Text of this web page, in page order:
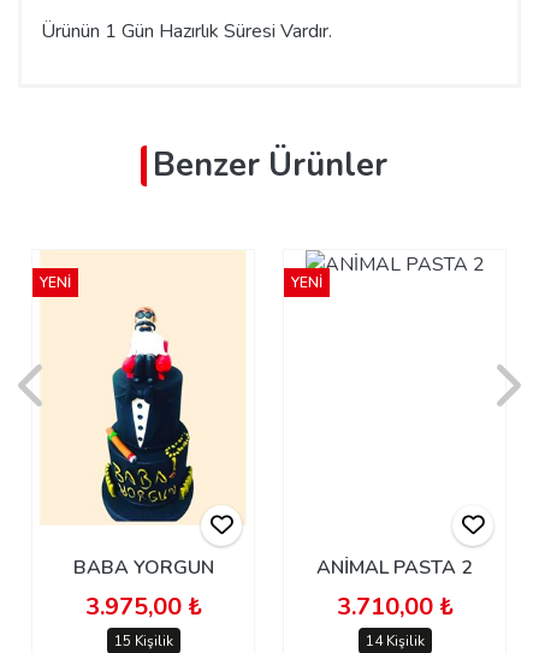
Ürünün 1 Gün Hazırlık Süresi Vardır.
Benzer Ürünler
BABA YORGUN
3.975,00 ₺
15 Kişilik
YENİ
ANİMAL PASTA 2
3.710,00 ₺
14 Kişilik
YENİ